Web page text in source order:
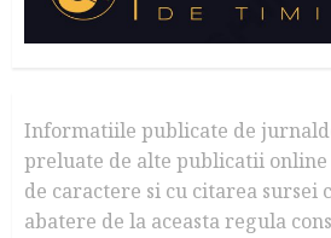
Informatiile publicate de
preluate de alte publicatii
de caractere si cu citarea sursei
abatere de la aceasta regula